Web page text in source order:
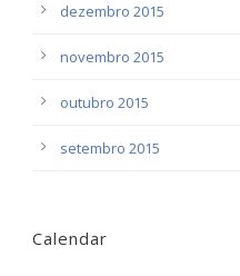
dezembro 2015
novembro 2015
outubro 2015
setembro 2015
Calendar